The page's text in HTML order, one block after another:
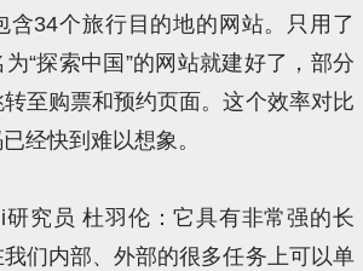
含34个旅行目的地的网站。只用了
“探索中国”的网站就建好了，部分
至购票和预约页面。这个效率对比
经快到难以想象。
研究员 杜羽伦：它具有非常强的长
们内部、外部的很多任务上可以单